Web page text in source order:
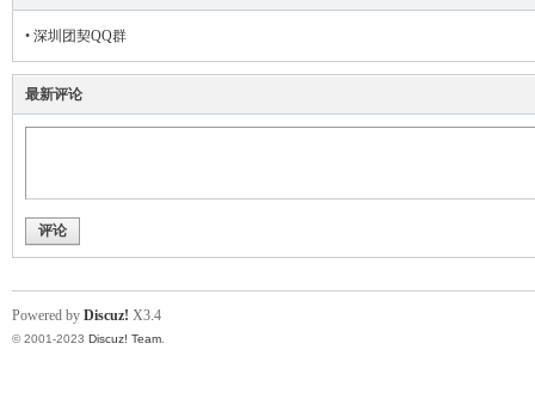
• 深圳团契QQ群
最新评论
评论
Powered by Discuz! X3.4
© 2001-2023 Discuz! Team